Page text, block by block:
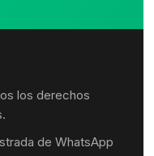
los derechos
de WhatsApp